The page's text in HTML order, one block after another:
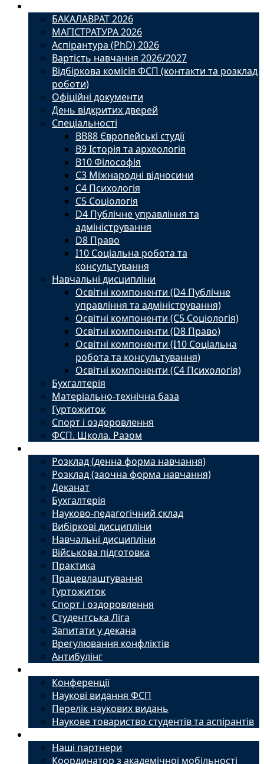
БАКАЛАВРАТ 2026
МАГІСТРАТУРА 2026
Аспірантура (PhD) 2026
Вартість навчання 2026/2027
Відбіркова комісія ФСП (контакти та розклад
роботи)
Офіційні документи
День відкритих дверей
Спеціальності
BВ88 Європейські студії
B9 Історія та археологія
B10 Філософія
C3 Міжнародні відносини
C4 Психологія
С5 Соціологія
D4 Публічне управління та
адміністрування
D8 Право
I10 Соціальна робота та
консультування
Навчальні дисципліни
Освітні компоненти (D4 Публічне
управління та адміністрування)
Освітні компоненти (С5 Соціологія)
Освітні компоненти (D8 Право)
Освітні компоненти (I10 Соціальна
робота та консультування)
Освітні компоненти (С4 Психологія)
Бухгалтерія
Матеріально-технічна база
Гуртожиток
Спорт і оздоровлення
ФСП. Школа. Разом
Розклад (денна форма навчання)
Розклад (заочна форма навчання)
Деканат
Бухгалтерія
Науково-педагогічний склад
Вибіркові дисципліни
Навчальні дисципліни
Військова підготовка
Практика
Працевлаштування
Гуртожиток
Спорт і оздоровлення
Студентська Ліга
Запитати у декана
Врегулювання конфліктів
Антибулінг
Конференції
Наукові видання ФСП
Перелік наукових видань
Наукове товариство студентів та аспірантів
Наші партнери
Координатор з академічної мобільності